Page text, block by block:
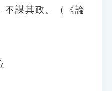
不謀其政。（《論